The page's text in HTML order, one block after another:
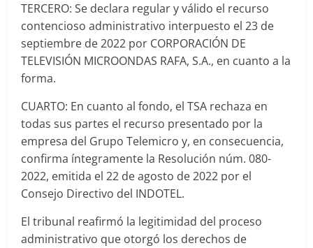
TERCERO: Se declara regular y válido el recurso
contencioso administrativo interpuesto el 23 de
septiembre de 2022 por CORPORACIÓN DE
TELEVISIÓN MICROONDAS RAFA, S.A., en cuanto a la
forma.
CUARTO: En cuanto al fondo, el TSA rechaza en
todas sus partes el recurso presentado por la
empresa del Grupo Telemicro y, en consecuencia,
confirma íntegramente la Resolución núm. 080-
2022, emitida el 22 de agosto de 2022 por el
Consejo Directivo del INDOTEL.
El tribunal reafirmó la legitimidad del proceso
administrativo que otorgó los derechos de